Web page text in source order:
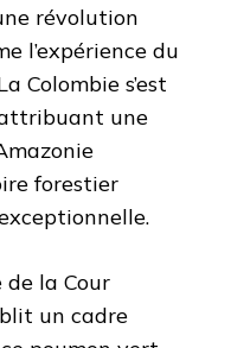
révolution
l’expérience du
Colombie s’est
une
forestier
de la Cour
un cadre